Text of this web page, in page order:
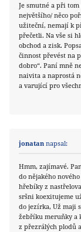
Je smutné a při
největšího/ něco
užiteční, nemají k
přečetli. Na vše si
obchod a zisk.
činnost převést na
dobro“. Paní mně
naivita a naprostá
a varující pro
jonatan napsal:
Hmm, zajímavé.
do nějakého
hřebíky z
sršni koexitujeme
do jezírka, Už maji
žebříku meruňky a
z přezrálých plodů